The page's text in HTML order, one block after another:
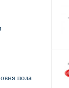
пола